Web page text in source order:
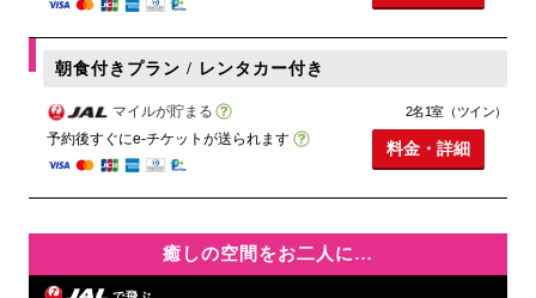
朝食付きプラン / レンタカー付き
マイルが貯まる
予約後すぐにe-チケットが送られます
2名1室（ツイン）
料金・詳細
癒しの空間をお二人に…